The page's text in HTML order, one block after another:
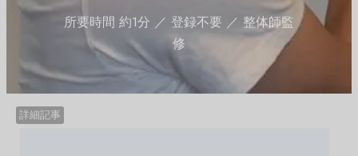
所要時間 約1分 ／ 登録不要 ／ 整体師監
修
当ストレッチ効果のある筋肉各種
#上腕三頭筋
詳細記事